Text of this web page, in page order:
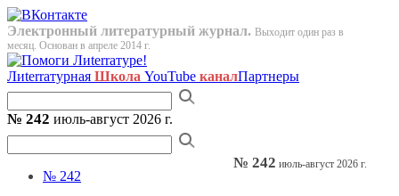
Электронный литературный журнал. Выходит один раз в
месяц. Основан в апреле 2014 г.
Лиterraтурная Школа YouTube каналПартнеры
№ 242 июль-август 2026 г.
№ 242
№ 242 июль-август 2026 г.